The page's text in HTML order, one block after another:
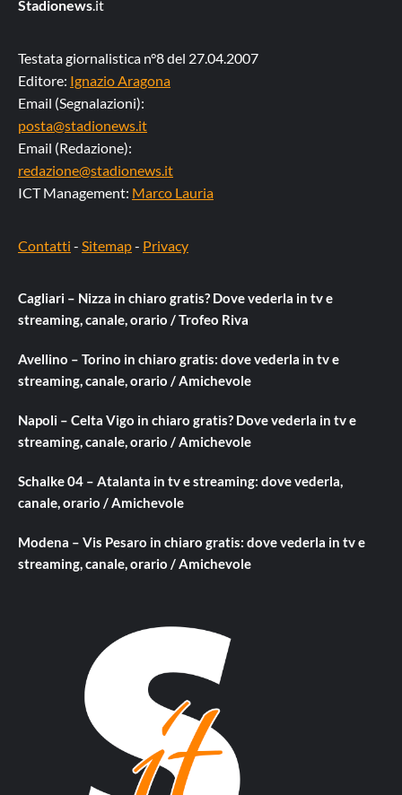
Stadionews.it
Testata giornalistica n°8 del 27.04.2007
Editore: Ignazio Aragona
Email (Segnalazioni):
posta@stadionews.it
Email (Redazione):
redazione@stadionews.it
ICT Management: Marco Lauria
Contatti - Sitemap- Privacy
Cagliari – Nizza in chiaro gratis? Dove vederla in tv e
streaming, canale, orario / Trofeo Riva
Avellino – Torino in chiaro gratis: dove vederla in tv e
streaming, canale, orario / Amichevole
Napoli – Celta Vigo in chiaro gratis? Dove vederla in tv e
streaming, canale, orario / Amichevole
Schalke 04 – Atalanta in tv e streaming: dove vederla,
canale, orario / Amichevole
Modena – Vis Pesaro in chiaro gratis: dove vederla in tv e
streaming, canale, orario / Amichevole